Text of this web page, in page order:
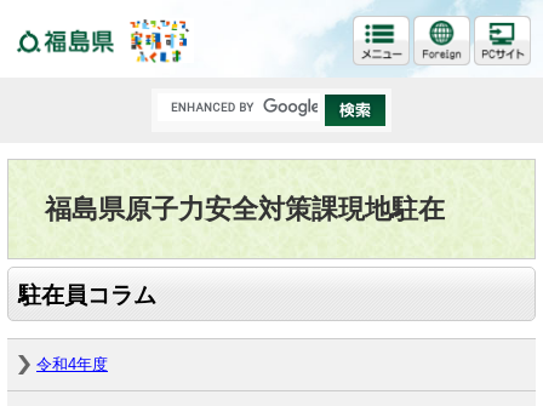
福島県原子力安全対策課現地駐在
駐在員コラム
令和4年度